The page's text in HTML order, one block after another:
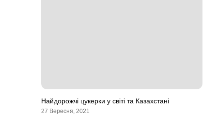
Найдорожчі цукерки у світі та Казахстані
27 Вересня, 2021